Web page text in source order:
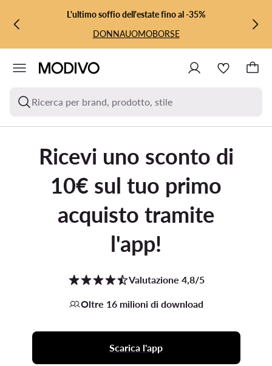
VAI AL CONTENUTO PRINCIPALE
VAI ALLA RICERCAL'ultimo soffio dell'estate fino al -35%
DONNAUOMOBORSE
Ricerca per brand, prodotto, stile
Ricevi uno sconto di
10€ sul tuo primo
acquisto tramite
l'app!
Valutazione 4,8/5
Oltre 16 milioni di download
Scarica l'app